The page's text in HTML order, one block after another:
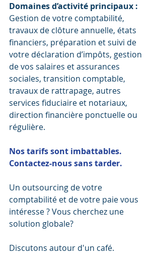
Domaines d’activité principaux :
Gestion de votre comptabilité,
travaux de clôture annuelle, états
financiers, préparation et suivi de
votre déclaration d’impôts, gestion
de vos salaires et assurances
sociales, transition comptable,
travaux de rattrapage, autres
services fiduciaire et notariaux,
direction financière ponctuelle ou
régulière.
Nos tarifs sont imbattables.
Contactez-nous sans tarder.
Un outsourcing de votre
comptabilité et de votre paie vous
intéresse ? Vous cherchez une
solution globale?
Discutons autour d'un café.